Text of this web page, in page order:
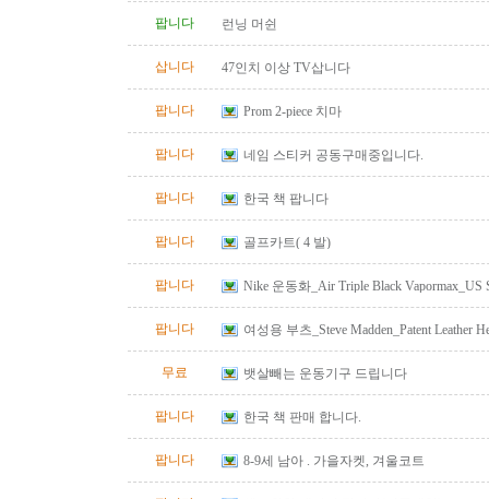
팝니다 런닝 머쉰
삽니다 47인치 이상 TV삽니다
팝니다 Prom 2-piece 치마
팝니다 네임 스티커 공동구매중입니다.
팝니다 한국 책 팝니다
팝니다 골프카트( 4 발)
팝니다 Nike 운동화_Air Triple Black Vapormax_US
팝니다
여성용 부츠_Steve Madden_Patent Leather
무료
뱃살빼는 운동기구 드립니다
팝니다 한국 책 판매 합니다.
팝니다 8-9세 남아 . 가을자켓, 겨울코트